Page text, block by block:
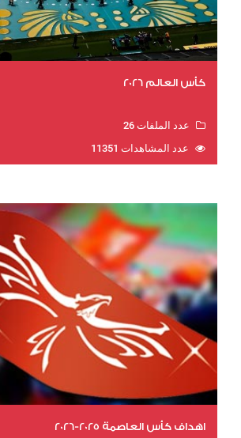
كأس العالم 2026
عدد الملفات 26
عدد المشاهدات 11351
اهداف كأس العاصمة 2025-2026